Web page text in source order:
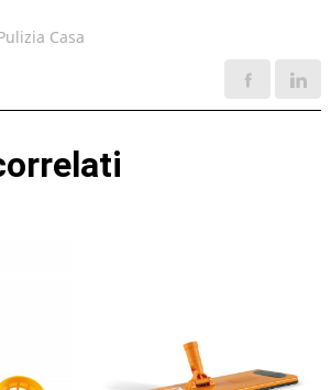
Casa